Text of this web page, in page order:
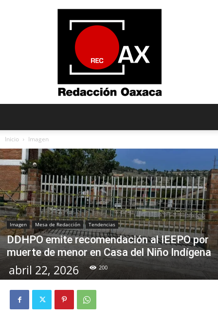
Oaxaca
Inicio Imagen
Imagen Mesa de Redacción Tendencias
DDHPO emite recomendación al IEEPO por
muerte de menor en Casa del Niño Indígena
abril 22, 2026 200